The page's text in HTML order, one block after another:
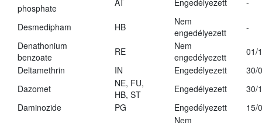
phosphate
AT Engedélyezett -
Desmedipham HB
Nem
engedélyezett
-
Denathonium
benzoate
RE
Nem
engedélyezett
01/
Deltamethrin
IN Engedélyezett
30/
Dazomet
NE, FU,
HB, ST
Engedélyezett
30/
Daminozide
PG Engedélyezett
15/
Nem